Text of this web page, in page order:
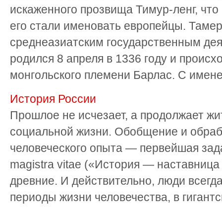
искаженного прозвища Тимур-ленг,
его стали именовать европейцы.
среднеазиатским государственным
родился 8 апреля в 1336 году и
монгольского племени Барлас. С
История России
Прошлое не исчезает, а продолжает
социальной жизни. Обобщение и
человеческого опыта — первейшая
magistra vitae («История —
древние. И действительно, люди
периоды жизни человечества, в